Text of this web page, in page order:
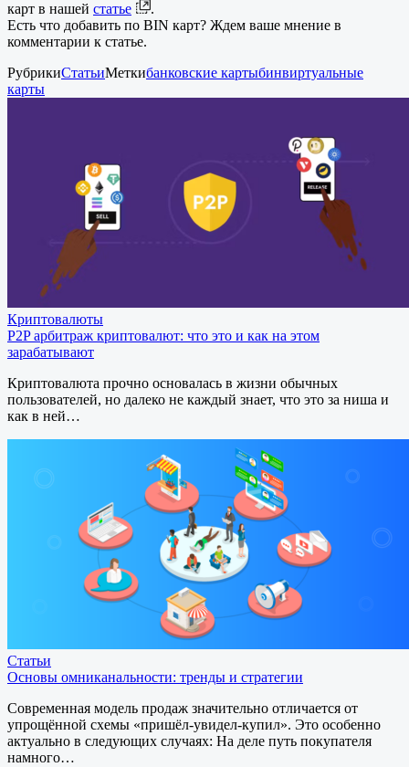
карт в нашей статье
.
Есть что добавить по BIN карт? Ждем ваше мнение в
комментарии к статье.
РубрикиСтатьиМеткибанковские картыбинвиртуальные
карты
Криптовалюты
P2P арбитраж криптовалют: что это и как на этом
зарабатывают
Криптовалюта прочно основалась в жизни обычных
пользователей, но далеко не каждый знает, что это за ниша и
как в ней…
Статьи
Основы омниканальности: тренды и стратегии
Современная модель продаж значительно отличается от
упрощённой схемы «пришёл-увидел-купил». Это особенно
актуально в следующих случаях: На деле путь покупателя
намного…